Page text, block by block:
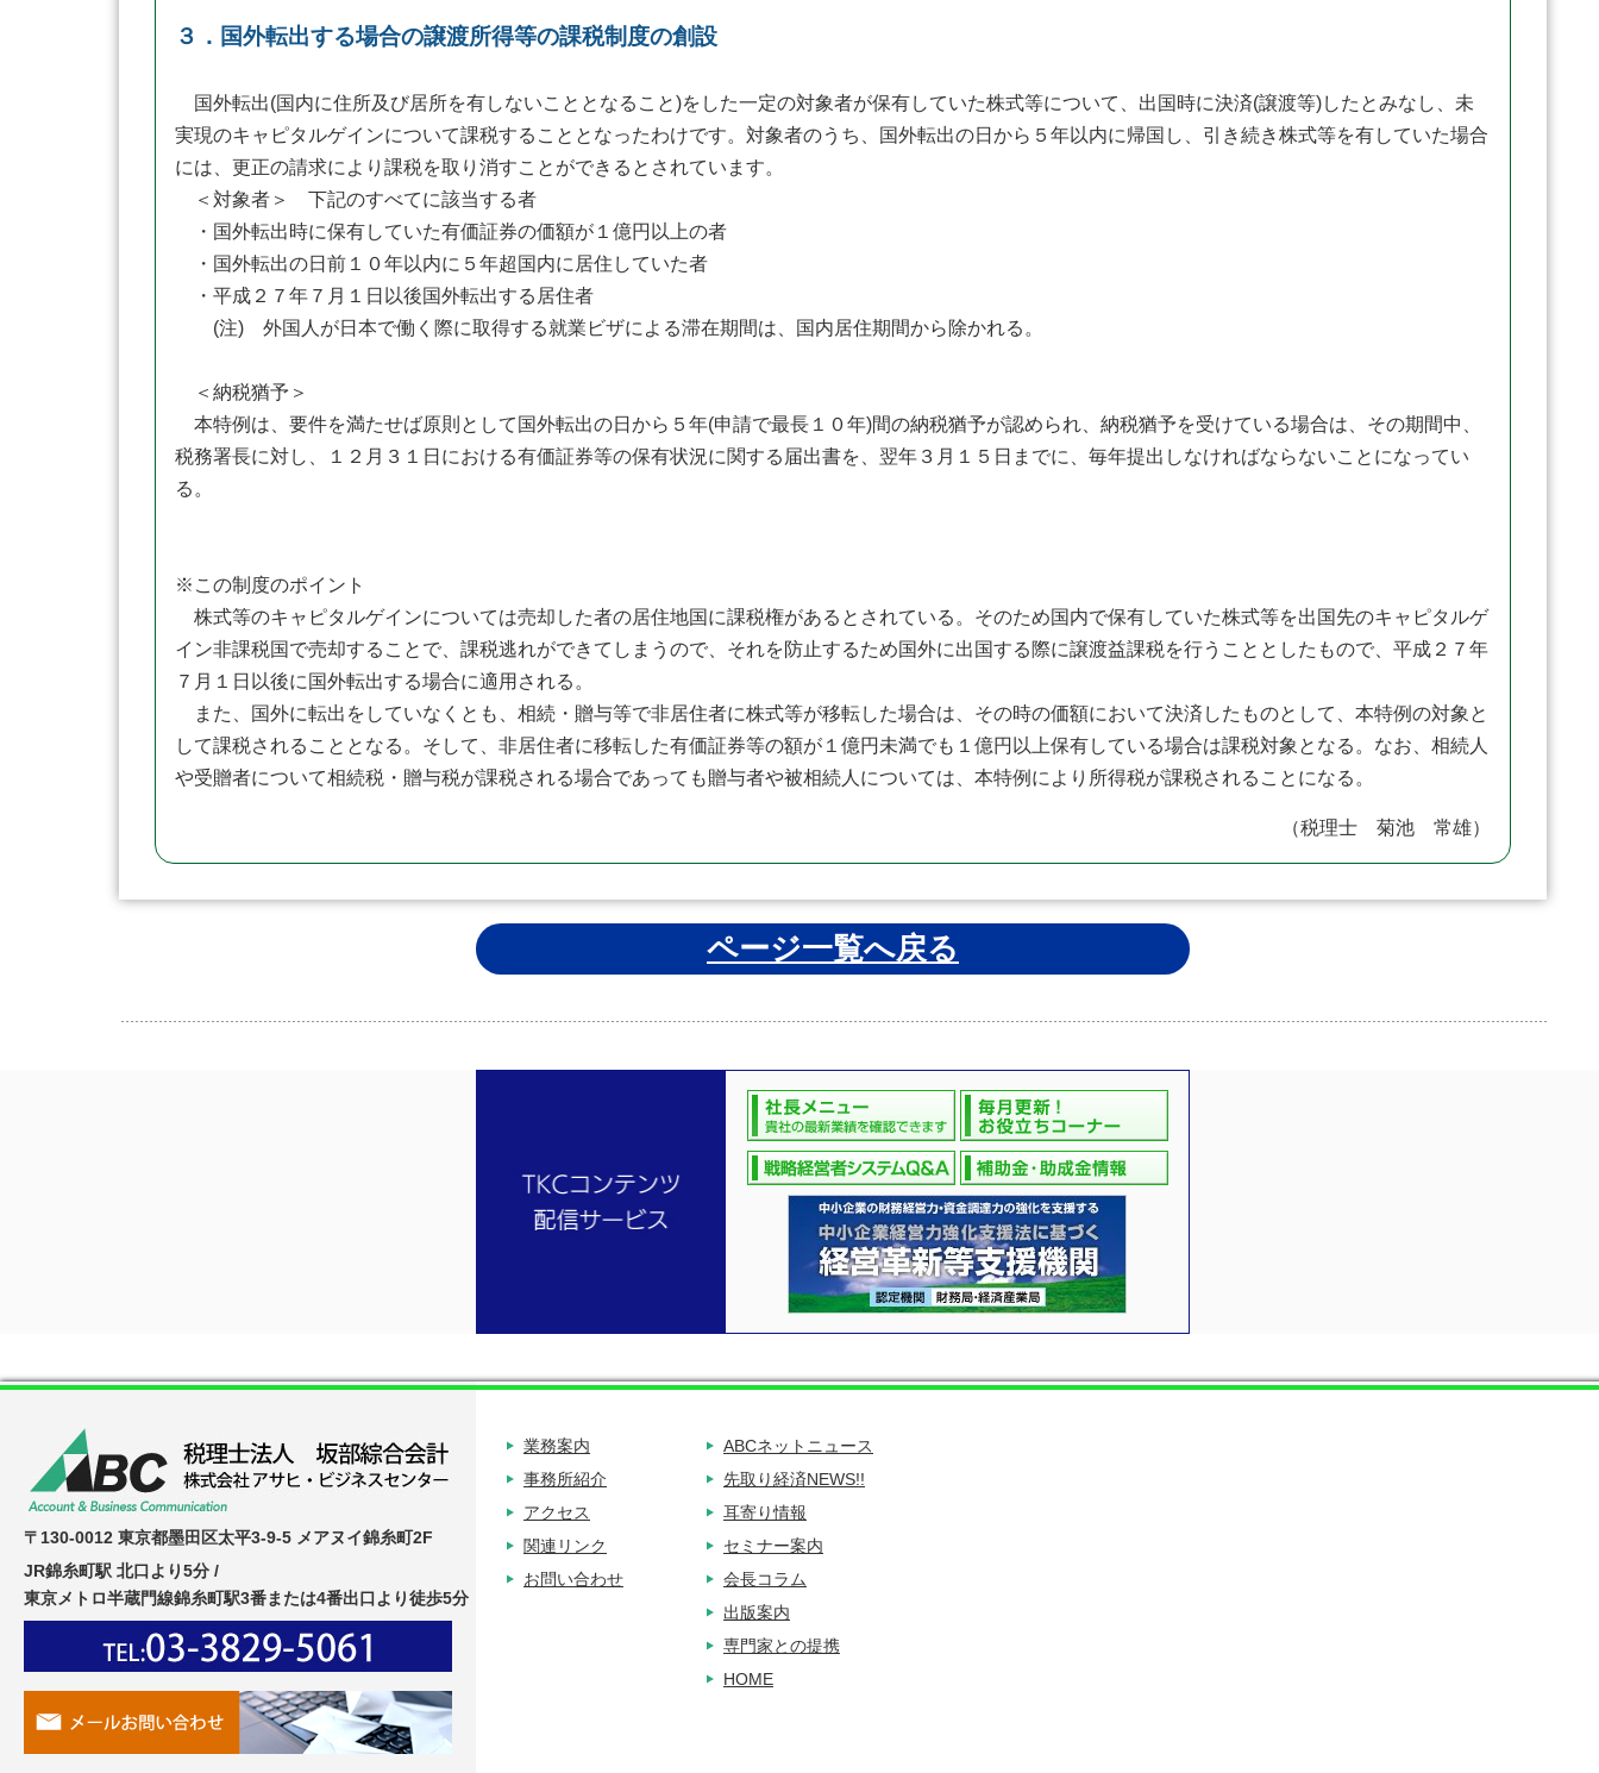
３．国外転出する場合の譲渡所得等の課税制度の創設
国外転出(国内に住所及び居所を有しないこととなること)をした一定の対象者が保有していた株式等について、出国時に決済(譲渡等)したとみなし、未
実現のキャピタルゲインについて課税することとなったわけです。対象者のうち、国外転出の日から５年以内に帰国し、引き続き株式等を有していた場合
には、更正の請求により課税を取り消すことができるとされています。
＜対象者＞ 下記のすべてに該当する者
・国外転出時に保有していた有価証券の価額が１億円以上の者
・国外転出の日前１０年以内に５年超国内に居住していた者
・平成２７年７月１日以後国外転出する居住者
(注) 外国人が日本で働く際に取得する就業ビザによる滞在期間は、国内居住期間から除かれる。
＜納税猶予＞
本特例は、要件を満たせば原則として国外転出の日から５年(申請で最長１０年)間の納税猶予が認められ、納税猶予を受けている場合は、その期間中、
税務署長に対し、１２月３１日における有価証券等の保有状況に関する届出書を、翌年３月１５日までに、毎年提出しなければならないことになってい
る。
※この制度のポイント
株式等のキャピタルゲインについては売却した者の居住地国に課税権があるとされている。そのため国内で保有していた株式等を出国先のキャピタルゲ
イン非課税国で売却することで、課税逃れができてしまうので、それを防止するため国外に出国する際に譲渡益課税を行うこととしたもので、平成２７年
７月１日以後に国外転出する場合に適用される。
また、国外に転出をしていなくとも、相続・贈与等で非居住者に株式等が移転した場合は、その時の価額において決済したものとして、本特例の対象と
して課税されることとなる。そして、非居住者に移転した有価証券等の額が１億円未満でも１億円以上保有している場合は課税対象となる。なお、相続人
や受贈者について相続税・贈与税が課税される場合であっても贈与者や被相続人については、本特例により所得税が課税されることになる。
（税理士 菊池 常雄）
ページ一覧へ戻る
〒130-0012 東京都墨田区太平3-9-5 メアヌイ錦糸町2F
JR錦糸町駅 北口より5分 /
東京メトロ半蔵門線錦糸町駅3番または4番出口より徒歩5分
業務案内
事務所紹介
アクセス
関連リンク
お問い合わせ
ABCネットニュース
先取り経済NEWS!!
耳寄り情報
セミナー案内
会長コラム
出版案内
専門家との提携
HOME